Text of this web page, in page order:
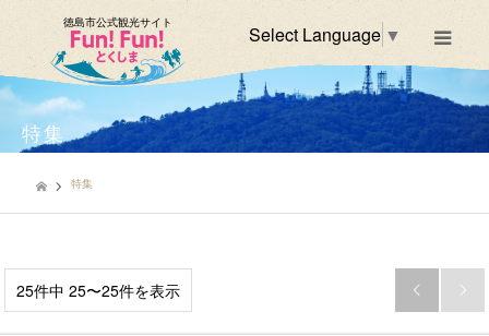
徳島市公式観光サイト Select Language ▼
特集
特集
25件中 25〜25件を表示  